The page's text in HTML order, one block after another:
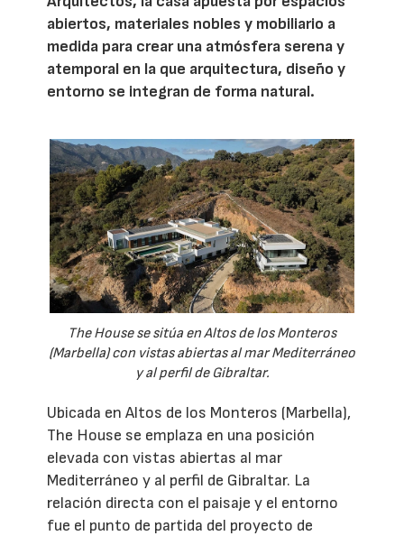
abiertos, materiales nobles y mobiliario a
medida para crear una atmósfera serena y
atemporal en la que arquitectura, diseño y
entorno se integran de forma natural.
The House se sitúa en Altos de los Monteros
(Marbella) con vistas abiertas al mar Mediterráneo
y al perfil de Gibraltar.
Ubicada en Altos de los Monteros (Marbella),
The House se emplaza en una posición
elevada con vistas abiertas al mar
Mediterráneo y al perfil de Gibraltar. La
relación directa con el paisaje y el entorno
fue el punto de partida del proyecto de